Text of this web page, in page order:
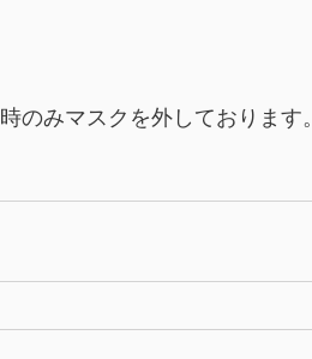
のみマスクを外しております。